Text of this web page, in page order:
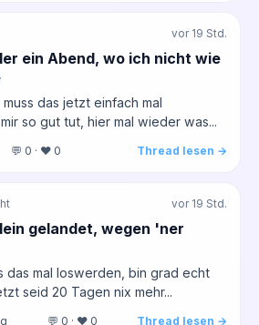
vor 19 Std.
ein Abend, wo ich nicht wie
das jetzt einfach mal
so gut tut, hier mal wieder was...
💬 0 · ❤️ 0 Thread lesen →
vor 19 Std.
gelandet, wegen 'ner
das mal loswerden, bin grad echt
seid 20 Tagen nix mehr...
💬 0 · ❤️ 0 Thread lesen →